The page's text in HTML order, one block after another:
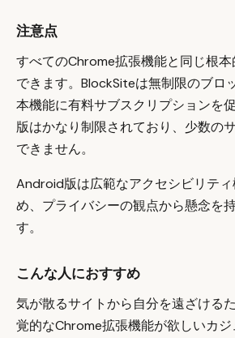
注意点
すべてのChrome拡張機能と同じ根
できます。BlockSiteは無制限のブロ
本機能に有料サブスクリプションを
版はかなり制限されており、少数の
できません。
Android版は広範なアクセシビリテ
め、プライバシーの観点から懸念を
す。
こんな人におすすめ
気が散るサイトから自分を遠ざける
覚的なChrome拡張機能が欲しいカジ